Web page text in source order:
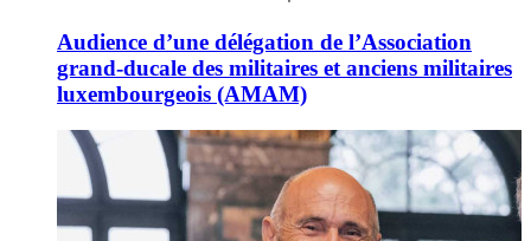
Audience d’une délégation de l’Association
grand-ducale des militaires et anciens militaires
luxembourgeois (AMAM)